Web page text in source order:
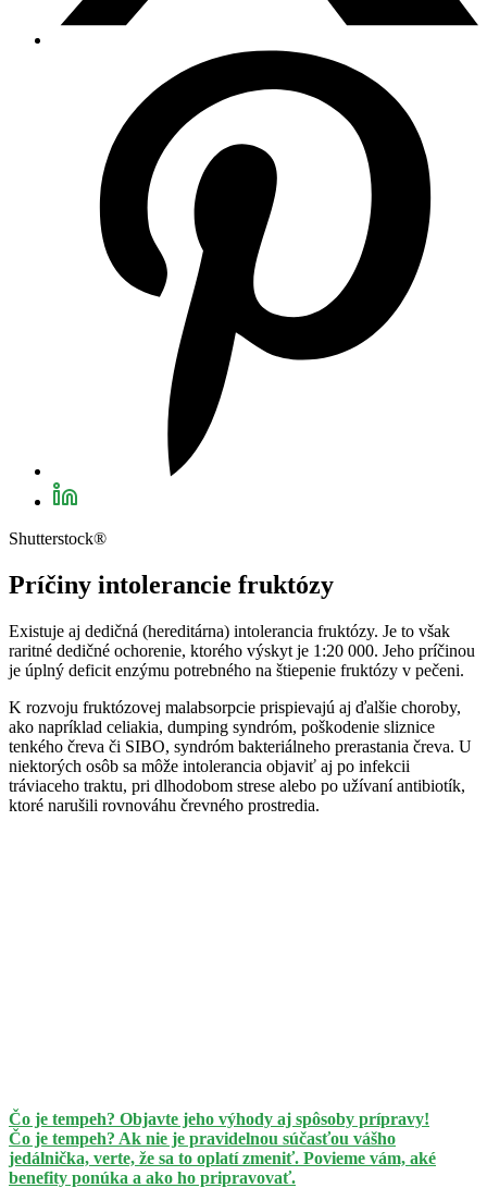
Shutterstock®
Príčiny intolerancie fruktózy
Existuje aj dedičná (hereditárna) intolerancia fruktózy. Je to však
raritné dedičné ochorenie, ktorého výskyt je 1:20 000. Jeho príčinou
je úplný deficit enzýmu potrebného na štiepenie fruktózy v pečeni.
K rozvoju fruktózovej malabsorpcie prispievajú aj ďalšie choroby,
ako napríklad celiakia, dumping syndróm, poškodenie sliznice
tenkého čreva či SIBO, syndróm bakteriálneho prerastania čreva. U
niektorých osôb sa môže intolerancia objaviť aj po infekcii
tráviaceho traktu, pri dlhodobom strese alebo po užívaní antibiotík,
ktoré narušili rovnováhu črevného prostredia.
Čo je tempeh? Objavte jeho výhody aj spôsoby prípravy!
Čo je tempeh? Ak nie je pravidelnou súčasťou vášho
jedálnička, verte, že sa to oplatí zmeniť. Povieme vám, aké
benefity ponúka a ako ho pripravovať.